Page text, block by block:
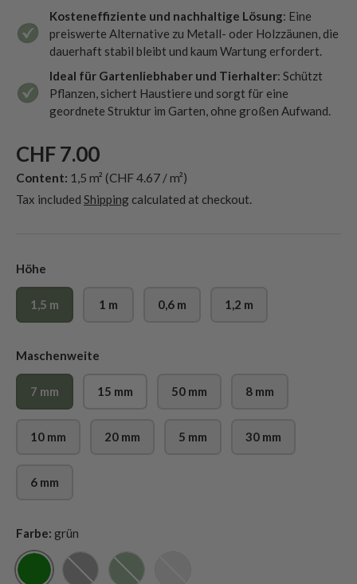
Kosteneffiziente und nachhaltige Lösung: Eine
preiswerte Alternative zu Metall- oder Holzzäunen, die
dauerhaft stabil bleibt und kaum Wartung erfordert.
Ideal für Gartenliebhaber und Tierhalter: Schützt
Pflanzen, sichert Haustiere und sorgt für eine
geordnete Struktur im Garten, ohne großen Aufwand.
CHF 7.00
Content: 1,5 m² (CHF 4.67 / m²)
Tax included Shipping calculated at checkout.
Höhe
1,5 m 1 m 0,6 m 1,2 m
Maschenweite
7 mm 15 mm 50 mm 8 mm
10 mm 20 mm 5 mm 30 mm
6 mm
Farbe: grün